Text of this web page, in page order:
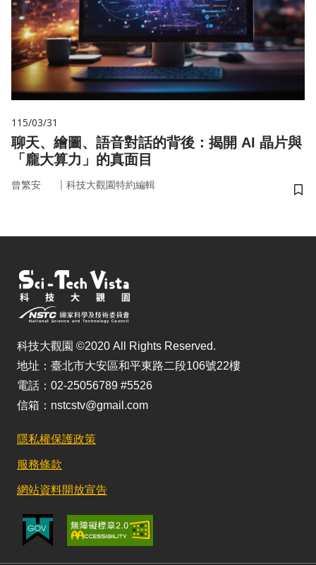
115/03/31
聊天、繪圖、語音對話的背後：揭開 AI 晶片與
「龐大算力」的真面目
曾繁安 ｜ 科技大觀園特約編輯
儲
科技大觀園 ©2020 All Rights Reserved.
地址：臺北市大安區和平東路二段106號22樓
電話：02-25056789 #5526
信箱：nstcstv@gmail.com
隱私權保護政策
服務條款
網站資料開放宣告